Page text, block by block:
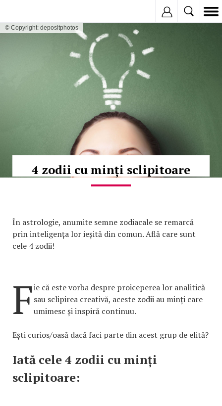
© Copyright: depositphotos
4 zodii cu minți sclipitoare
În astrologie, anumite semne zodiacale se remarcă
prin inteligența lor ieșită din comun. Află care sunt
cele 4 zodii!
Fie că este vorba despre proiceperea lor analitică
sau sclipirea creativă, aceste zodii au minți care
umimesc și inspiră continuu.
Ești curios/oasă dacă faci parte din acest grup de elită?
Iată cele 4 zodii cu minți
sclipitoare: